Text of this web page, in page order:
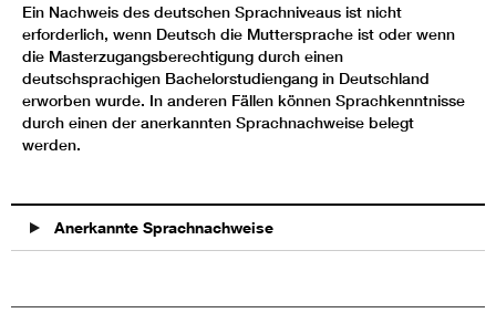
Ein Nachweis des deutschen Sprachniveaus ist nicht
erforderlich, wenn Deutsch die Muttersprache ist oder wenn
die Masterzugangsberechtigung durch einen
deutschsprachigen Bachelorstudiengang in Deutschland
erworben wurde. In anderen Fällen können Sprachkenntnisse
durch einen der anerkannten Sprachnachweise belegt
werden.
Anerkannte Sprachnachweise